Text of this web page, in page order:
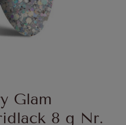
Glam
8 g Nr.